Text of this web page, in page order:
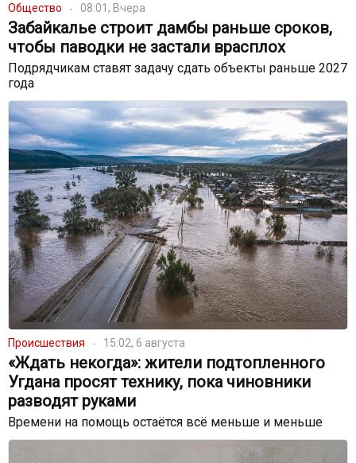
Общество 08:01, Вчера
Забайкалье строит дамбы раньше сроков,
чтобы паводки не застали врасплох
Подрядчикам ставят задачу сдать объекты раньше 2027
года
Происшествия 15:02, 6 августа
«Ждать некогда»: жители подтопленного
Угдана просят технику, пока чиновники
разводят руками
Времени на помощь остаётся всё меньше и меньше